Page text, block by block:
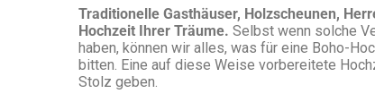
Traditionelle Gasthäuser, Holzscheunen,
Hochzeit Ihrer Träume. Selbst wenn solche
haben, können wir alles, was für eine Boho-
bitten. Eine auf diese Weise vorbereitete
Stolz geben.